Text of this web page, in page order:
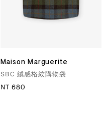
Maison Marguerite
SBC 絨感格紋購物袋
NT 680